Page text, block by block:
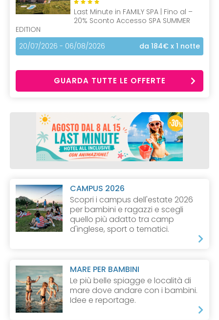
Last Minute in FAMILY SPA | Fino al –
20% Sconto Accesso SPA SUMMER
EDITION
20/07/2026 - 06/08/2026
da 184€ x 1 notte
GUARDA TUTTE LE OFFERTE
CAMPUS 2026
Scopri i campus dell'estate 2026
per bambini e ragazzi e scegli
quello più adatto tra camp
d'inglese, sport o tematici.
MARE PER BAMBINI
Le più belle spiagge e località di
mare dove andare con i bambini.
Idee e reportage.